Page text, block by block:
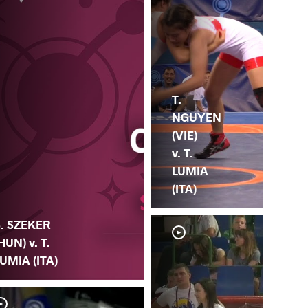
SZEKER
v. T.
(ITA)
T.
NGUYEN
(VIE)
v. T.
LUMIA
(ITA)